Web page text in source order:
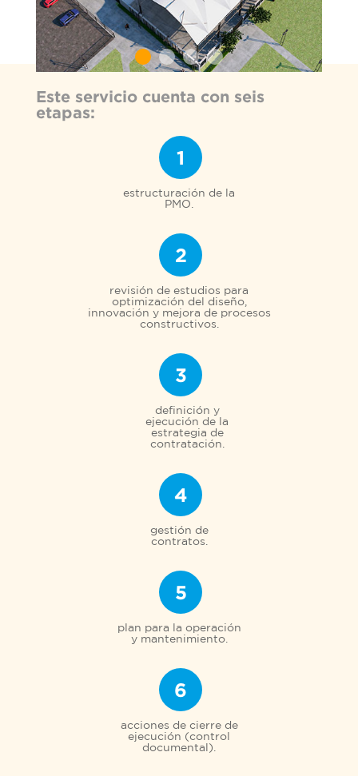
Este servicio cuenta con seis
etapas:
1
estructuración de la
PMO.
2
revisión de estudios para
optimización del diseño,
innovación y mejora de procesos
constructivos.
3
definición y
ejecución de la
estrategia de
contratación.
4
gestión de
contratos.
5
plan para la operación
y mantenimiento.
6
acciones de cierre de
ejecución (control
documental).